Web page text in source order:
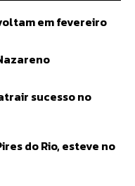
em fevereiro
sucesso no
do Rio, esteve no